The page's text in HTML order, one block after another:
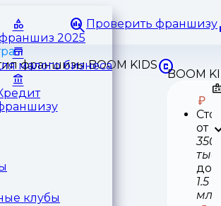
Проверить франшизу
франшиз 2025
малого бизнеса
клубы
BOOM
от
350
тыс
до
1.5
млн